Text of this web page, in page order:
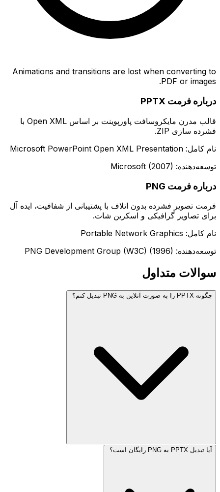
Animations and transitions are lost when converting to
PDF or images.
درباره فرمت PPTX
قالب مدرن مایکروسافت پاورپوینت بر اساس Open XML با
فشرده سازی ZIP.
نام کامل: Microsoft PowerPoint Open XML Presentation
توسعه‌دهنده: Microsoft (2007)
درباره فرمت PNG
فرمت تصویر فشرده بدون اتلاف با پشتیبانی از شفافیت، ایده آل
برای تصاویر گرافیکی و اسکرین شات.
نام کامل: Portable Network Graphics
توسعه‌دهنده: PNG Development Group (W3C) (1996)
سوالات متداول
چگونه PPTX را به صورت آنلاین به PNG تبدیل کنم؟
آیا تبدیل PPTX به PNG رایگان است؟